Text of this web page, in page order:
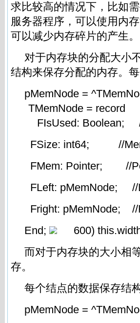
求比较高的情况下，比如
服务器程序，可以使用内
可以减少内存碎片的产生。
对于内存块的分配大小
结构来保存分配的内存。
pMemNode =
TMemNode = record
FIsUsed: Boolean; //
FSize: int64; //
FMem: Pointer; //
FLeft: pMemNode; //
Fright: pMemNode; //
End;
600)
而对于内存块的大小相
存。
每个结点的数据保存结
pMemNode =